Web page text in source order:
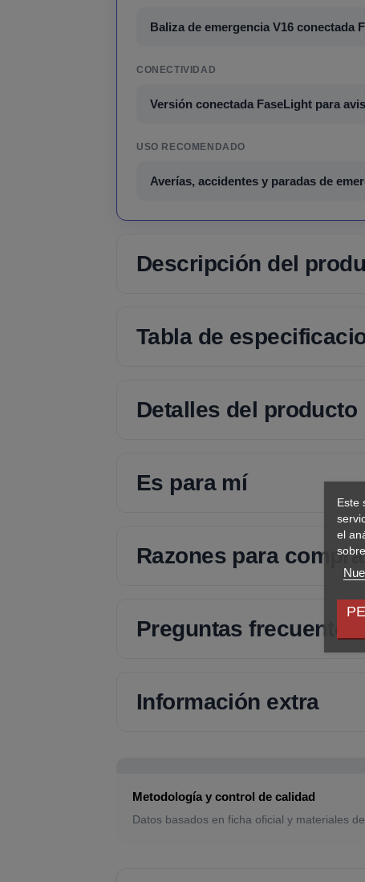
Este
el
Baliza de emergencia V16 conectada
CONECTIVIDAD
Versión conectada FaseLight para
USO RECOMENDADO
Averías, accidentes y paradas de
Descripción del
Tabla de
Detalles del producto
Es para mí
Razones para
Preguntas frecuentes
Información extra
Metodología y control de calidad
Datos basados en ficha oficial y materiales